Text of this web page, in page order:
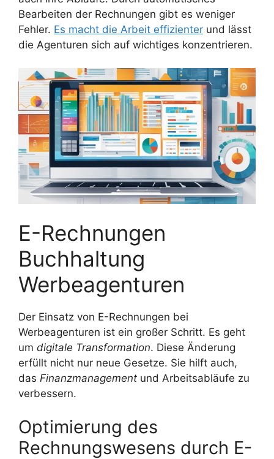
Bearbeiten der Rechnungen gibt es weniger
Fehler. Es macht die Arbeit effizienter und lässt
die Agenturen sich auf wichtiges konzentrieren.
E-Rechnungen
Buchhaltung
Werbeagenturen
Der Einsatz von E-Rechnungen bei
Werbeagenturen ist ein großer Schritt. Es geht
um digitale Transformation. Diese Änderung
erfüllt nicht nur neue Gesetze. Sie hilft auch,
das Finanzmanagement und Arbeitsabläufe zu
verbessern.
Optimierung des
Rechnungswesens durch E-